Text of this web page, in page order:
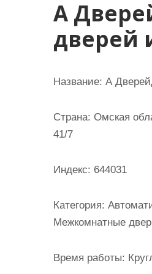
А
дверей
Название: А
Страна: Омская
41/7
Индекс: 644031
Категория:
Межкомнатные
Время работы: